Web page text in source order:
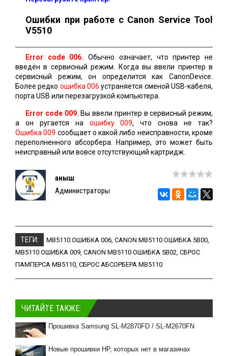
Ошибки при работе с Canon Service Tool
V5510
Error code 006. Обычно означает, что принтер не
введён в сервисный режим. Когда вы ввели принтер в
сервисный режим, он определится как CanonDevice.
Более редко ошибка 006 устраняется сменой USB-кабеля,
порта USB или перезагрузкой компьютера.
Error code 009. Вы ввели принтер в сервисный режим,
а он ругается на ошибку 009, что снова не так?
Ошибка 009 сообщает о какой либо неисправности, кроме
переполненного абсорбера. Например, это может быть
неисправный или вовсе отсутствующий картридж.
Қаныш
Администраторы
ТЕГИ: MB5110 ОШИБКА 006, CANON MB5110 ОШИБКА 5B00,
MB5110 ОШИБКА 009, CANON MB5110 ОШИБКА 5B02, СБРОС
ПАМПЕРСА MB5110, СБРОС АБСОРБЕРА MB5110
ЧИТАЙТЕ ТАКЖЕ:
Прошивка Samsung SL-M2870FD / SL-M2670FN
Новые прошивки HP, которых нет в магазинах